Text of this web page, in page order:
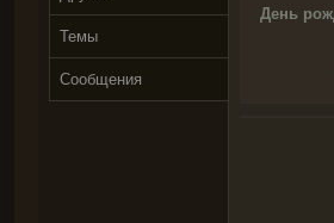
Темы
Сообщения
День